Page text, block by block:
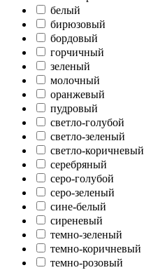
белый
бирюзовый
бордовый
горчичный
зеленый
молочный
оранжевый
пудровый
светло-голубой
светло-зеленый
светло-коричневый
серебряный
серо-голубой
серо-зеленый
сине-белый
сиреневый
темно-зеленый
темно-коричневый
темно-розовый